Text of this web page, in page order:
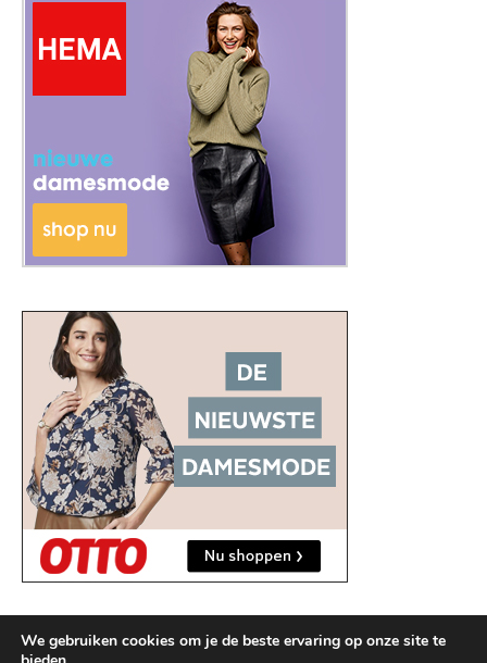
We gebruiken cookies om je de beste ervaring op onze site te